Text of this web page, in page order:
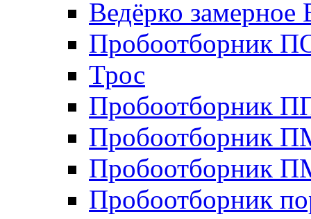
Ведёрко замерное
Пробоотборник
Трос
Пробоотборник
Пробоотборник
Пробоотборник